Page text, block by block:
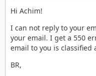
Hi Achim!
I can not reply to your
your email. I get a 550
email to you is classified
BR,